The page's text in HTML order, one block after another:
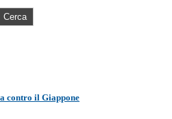
Cerca
contro il Giappone